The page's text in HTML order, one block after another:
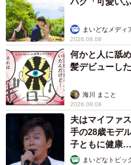
りです。骨伝導タイプは自分
ひお店で試してみようと思っ
ーーその後のおばあさまのご
「歌を聴いて楽しんだ後、ラ
たので、アプリで聞いてもら
しい曲を聞いて、『こんな
りこの曲は好きじゃないわ
極的にいろいろと自分から
まいどなメディ
2026.08.08
何かと人に舐
髪デビューし
海川 まこと
2026.08.08
夫はマイファ
手の28歳モデ
子ともに健康…
まいどなトピッ